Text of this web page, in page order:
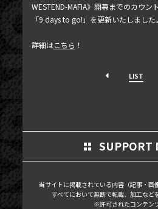
MY
MEMBER'S
WESTEND-MAFIA》開幕までのカウン
「9 days to go!」を更新いたしました。
詳細はこちら ！
LIST
SUPPORT
当サイトに掲載されている内容（記事・画
すべてにおいて無断で転載、加工など
※許可されたコンテン